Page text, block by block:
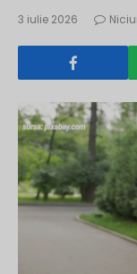
3 iulie 2026